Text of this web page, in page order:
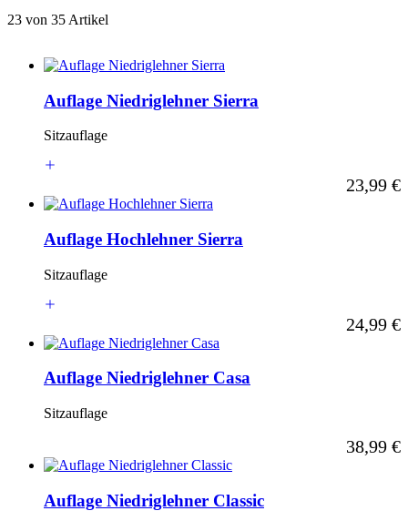
23 von 35 Artikel
Auflage Niedriglehner Sierra
Sitzauflage
Ab
23,99 €
Auflage Hochlehner Sierra
Sitzauflage
Ab
24,99 €
Auflage Niedriglehner Casa
Sitzauflage
Ab
38,99 €
Auflage Niedriglehner Classic